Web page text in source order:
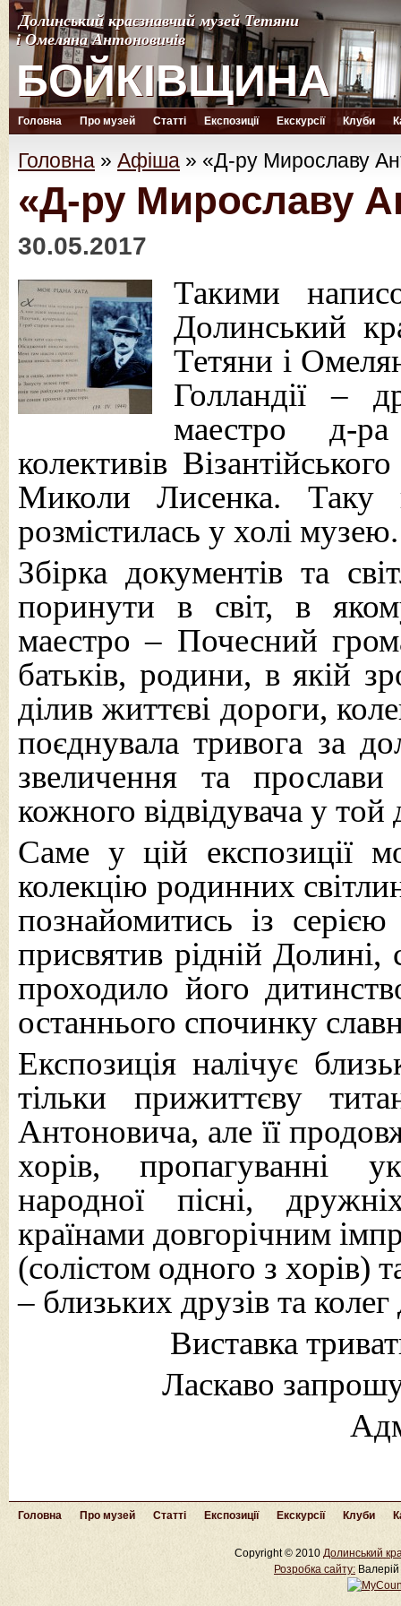
Долинський краєзнавчий музей Тетяни
і Омеляна Антоновичів
БОЙКІВЩИНА
Долинський краєзнавчий музей Тетяни
і Омеляна Антоновичів
БОЙКІВЩИНА
Головна Про музей Статті Експозиції Екскурсії Клуби
Головна » Афіша » «Д-ру Мирославу
«Д-ру Мирославу
30.05.2017
Такими
Долинський
Тетяни і
Голландії –
маестро д-
колективів
Миколи Лисенка. Таку
розмістилась у холі музею.
Збірка документів та
поринути в світ, в
маестро – Почесний
батьків, родини, в якій
ділив життєві дороги,
поєднувала тривога за
звеличення та
кожного відвідувача у
Саме у цій експозиції
колекцію родинних
познайомитись із
присвятив рідній Долині,
проходило його
останнього спочинку
Експозиція налічує
тільки прижиттєву
Антоновича, але її
хорів, пропагуванні
народної пісні,
країнами довгорічним
(солістом одного з
– близьких друзів та
Виставка
Ласкаво
Головна Про музей Статті Експозиції Екскурсії Клуби
Copyright © 2010 Долинський
Розробка cайту: